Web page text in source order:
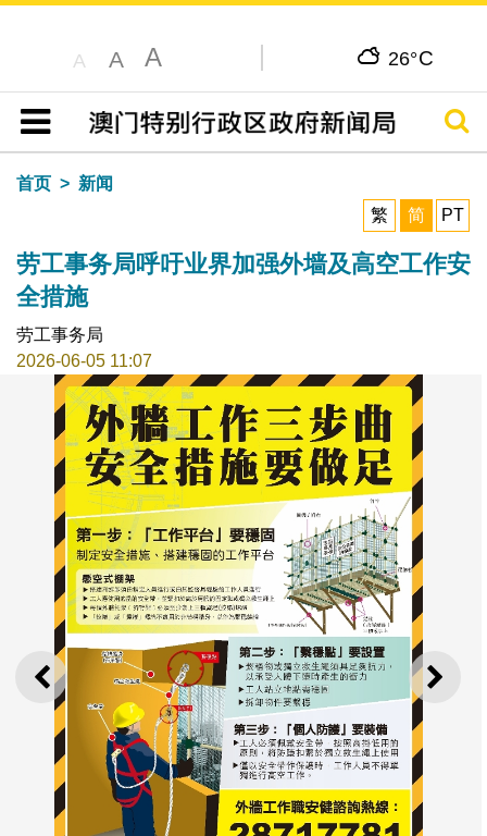
A A A 26°C
目录
搜寻
首页
新闻
繁
简 PT
劳工事务局呼吁业界加强外墙及高空工作安
全措施
劳工事务局
2026-06-05 11:07
上一则 下一